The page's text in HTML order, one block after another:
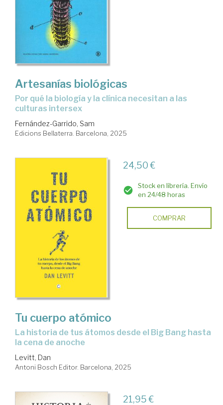
Artesanías biológicas
Por qué la biología y la clínica necesitan a las
culturas intersex
Fernández-Garrido, Sam
Edicions Bellaterra. Barcelona, 2025
24,50 €
Stock en librería. Envío
en 24/48 horas
COMPRAR
Tu cuerpo atómico
La historia de tus átomos desde el Big Bang hasta
la cena de anoche
Levitt, Dan
Antoni Bosch Editor. Barcelona, 2025
21,95 €